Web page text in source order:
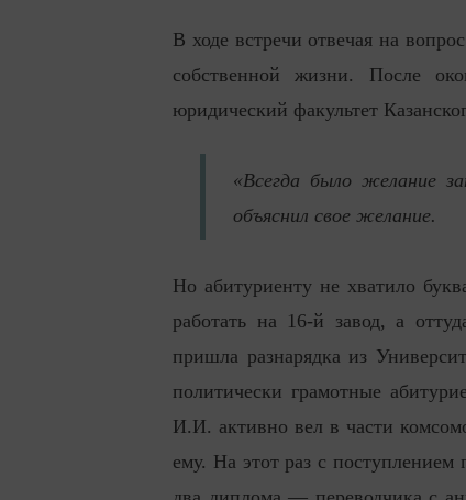
В ходе встречи отвечая на
собственной жизни. После
юридический факультет
«Всегда было желание
объяснил свое желание.
Но абитуриенту не хватило
работать на 16-й завод, а
пришла разнарядка из
политически грамотные
И.И. активно вел в части
ему. На этот раз с